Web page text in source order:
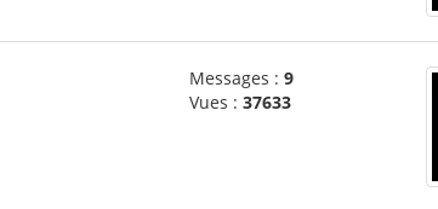
Messages : 9
Vues : 37633